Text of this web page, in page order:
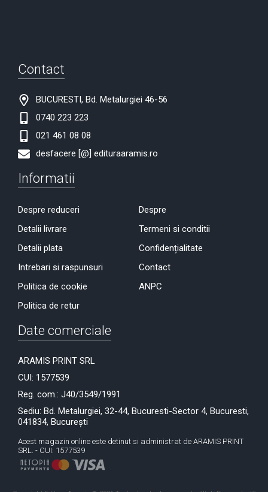
Contact
BUCURESTI, Bd. Metalurgiei 46-56
0740 223 223
021 461 08 08
desfacere [@] edituraaramis.ro
Informatii
Despre reduceri
Detalii livrare
Detalii plata
Intrebari si raspunsuri
Politica de cookie
Politica de retur
Despre
Termeni si conditii
Confidențialitate
Contact
ANPC
Date comerciale
ARAMIS PRINT SRL
CUI: 1577539
Reg. com.: J40/3549/1991
Sediu: Bd. Metalurgiei, 32-44, Bucuresti-Sector 4, Bucuresti,
041834, București
Acest magazin online este detinut si administrat de ARAMIS PRINT
SRL. - CUI: 1577539